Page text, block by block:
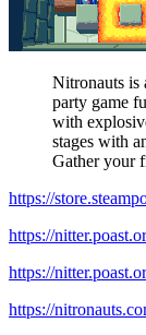
Nitronauts is
party game
with
stages with
Gather your
https://
https://
https://
https://